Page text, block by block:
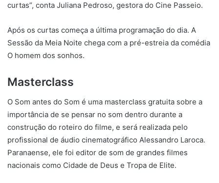
curtas”, conta Juliana Pedroso, gestora do Cine Passeio.
Após os curtas começa a última programação do dia. A
Sessão da Meia Noite chega com a pré-estreia da comédia
O homem dos sonhos.
Masterclass
O Som antes do Som é uma masterclass gratuita sobre a
importância de se pensar no som dentro durante a
construção do roteiro do filme, e será realizada pelo
profissional de áudio cinematográfico Alessandro Laroca.
Paranaense, ele foi editor de som de grandes filmes
nacionais como Cidade de Deus e Tropa de Elite.